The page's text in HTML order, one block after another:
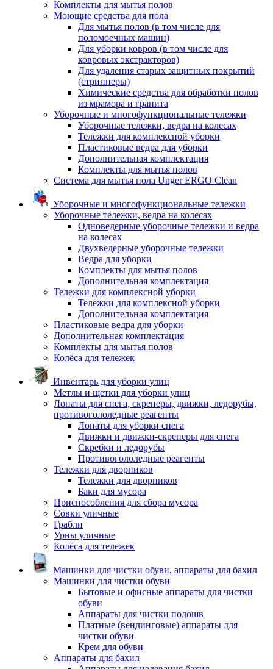
Комплекты для мытья полов
Моющие средства для пола
Для мытья полов (в том числе для
поломоечных машин)
Для уборки ковров (в том числе для
ковровых экстракторов)
Для удаления старых защитных покрытий
(стрипперы)
Химические средства для обработки полов
из мрамора и гранита
Уборочные и многофункциональные тележки
Уборочные тележки, ведра на колесах
Тележки для комплексной уборки
Пластиковые ведра для уборки
Дополнительная комплектация
Комплекты для мытья полов
Система для мытья пола Unger ERGO Clean
Уборочные и многофункциональные тележки
Уборочные тележки, ведра на колесах
Одноведерные уборочные тележки и ведра
на колесах
Двухведерные уборочные тележки
Ведра для уборки
Комплекты для мытья полов
Дополнительная комплектация
Тележки для комплексной уборки
Тележки для комплексной уборки
Дополнительная комплектация
Пластиковые ведра для уборки
Дополнительная комплектация
Комплекты для мытья полов
Колёса для тележек
Инвентарь для уборки улиц
Метлы и щетки для уборки улиц
Лопаты для снега, скреперы, движки, ледорубы,
противогололедные реагенты
Лопаты для уборки снега
Движки и движки-скреперы для снега
Скребки и ледорубы
Противогололедные реагенты
Тележки для дворников
Тележки для дворников
Баки для мусора
Приспособления для сбора мусора
Совки уличные
Грабли
Урны уличные
Колёса для тележек
Машинки для чистки обуви, аппараты для бахил
Машинки для чистки обуви
Бытовые и офисные аппараты для чистки
обуви
Аппараты для чистки подошв
Платные (вендинговые) аппараты для
чистки обуви
Крем для обуви
Аппараты для бахил